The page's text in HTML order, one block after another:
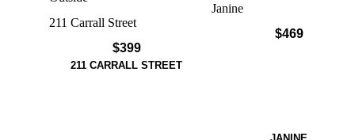
211 Carrall Street
$399
211 CARRALL STREET
Janine
$469